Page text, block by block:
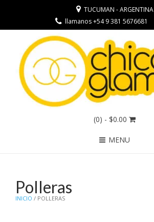
TUCUMAN - ARGENTINA
llamanos +54 9 381 5676681
(0) - $0.00
MENU
INICIO / POLLERAS
Polleras